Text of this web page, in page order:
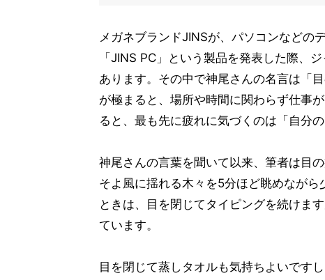
メガネブランドJINSが、パソコンなどの
「JINS PC」という製品を発表した際、
あります。その中で神尾さんの名言は「
が極まると、場所や時間に関わらず仕事
ると、最も先に疲れに気づくのは「自分
神尾さんの言葉を聞いて以来、筆者は目
そよ風に揺れる木々を5分ほど眺めなが
ときは、目を閉じてタイピングを続けま
ています。
目を閉じて蒸しタオルも気持ちよいです